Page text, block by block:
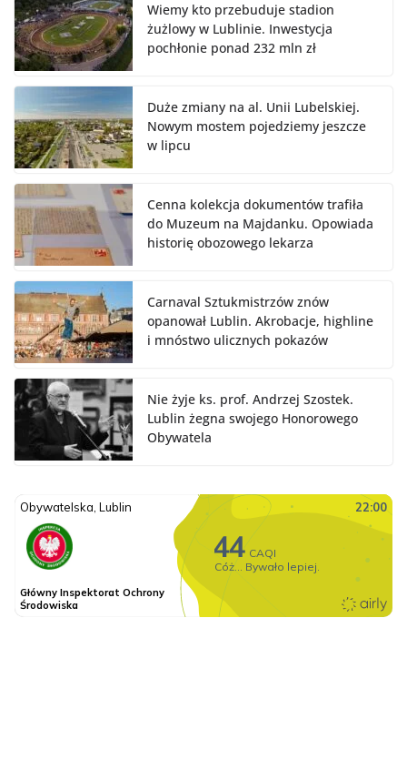
Wiemy kto przebuduje stadion
żużlowy w Lublinie. Inwestycja
pochłonie ponad 232 mln zł
Duże zmiany na al. Unii Lubelskiej.
Nowym mostem pojedziemy jeszcze
w lipcu
Cenna kolekcja dokumentów trafiła
do Muzeum na Majdanku. Opowiada
historię obozowego lekarza
Carnaval Sztukmistrzów znów
opanował Lublin. Akrobacje, highline
i mnóstwo ulicznych pokazów
Nie żyje ks. prof. Andrzej Szostek.
Lublin żegna swojego Honorowego
Obywatela